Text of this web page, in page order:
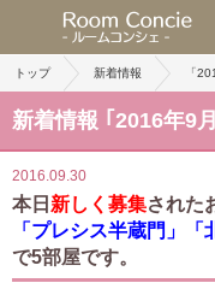
トップ 新着情報 「
新着情報 ｢2016年9
2016.09.30
本日 新しく募集された
「プレシス半蔵門」「
で5部屋です。